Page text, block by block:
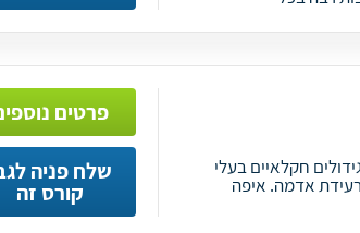
חקלאיים בעלי
אדמה. איפה
פרטים
שלח פניה
קורס זה